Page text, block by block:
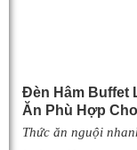
Đèn Hâm Buffet
Ăn Phù Hợp
Thức ăn nguội